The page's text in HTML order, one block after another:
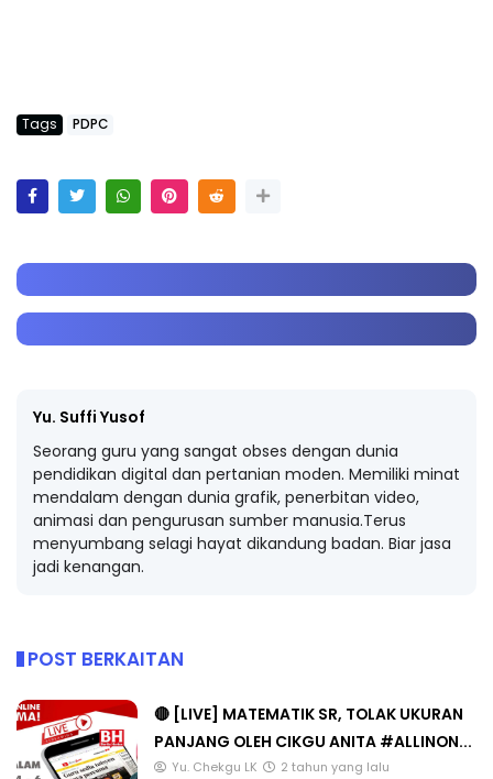
Tags PDPC
Yu. Suffi Yusof
Seorang guru yang sangat obses dengan dunia
pendidikan digital dan pertanian moden. Memiliki minat
mendalam dengan dunia grafik, penerbitan video,
animasi dan pengurusan sumber manusia.Terus
menyumbang selagi hayat dikandung badan. Biar jasa
jadi kenangan.
POST BERKAITAN
🔴 [LIVE] MATEMATIK SR, TOLAK UKURAN
PANJANG OLEH CIKGU ANITA #ALLINON...
Yu. Chekgu LK 2 tahun yang lalu